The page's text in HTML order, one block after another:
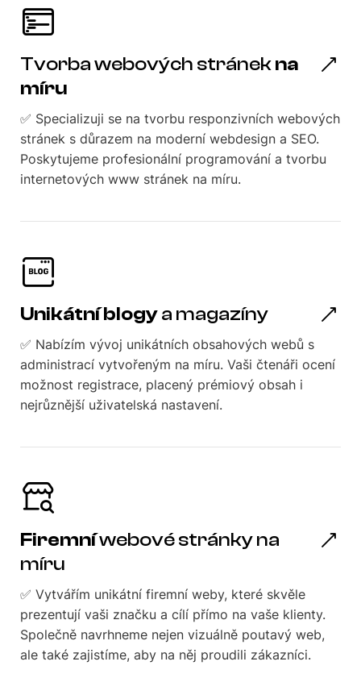
Tvorba webových stránekna
míru
✅ Specializuji se na tvorbu responzivních webových
stránek s důrazem na moderní webdesign a SEO.
Poskytujeme profesionální programování a tvorbu
internetových www stránek na míru.
Unikátní blogya magazíny
✅ Nabízím vývoj unikátních obsahových webů s
administrací vytvořeným na míru. Vaši čtenáři ocení
možnost registrace, placený prémiový obsah i
nejrůznější uživatelská nastavení.
Firemníwebové stránky na
míru
✅ Vytvářím unikátní firemní weby, které skvěle
prezentují vaši značku a cílí přímo na vaše klienty.
Společně navrhneme nejen vizuálně poutavý web,
ale také zajistíme, aby na něj proudili zákazníci.